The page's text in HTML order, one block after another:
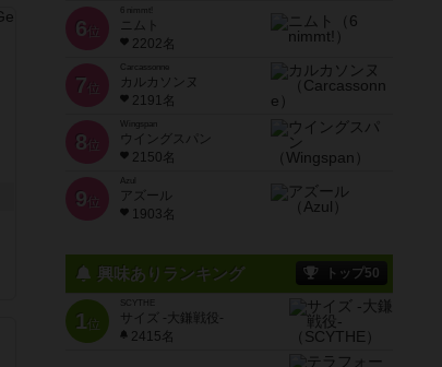
6 位
ニムト
2202名
7 位
Carcassonne
カルカソンヌ
2191名
8 位
Wingspan
ウイングスパン
2150名
9 位
Azul
アズール
1903名
興味ありランキング トップ50
1位
SCYTHE
サイズ -大鎌戦役-
2415名